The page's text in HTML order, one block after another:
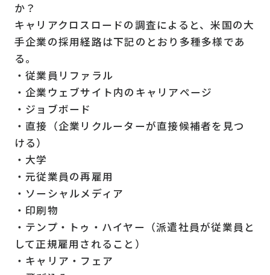
か？
キャリアクロスロードの調査によると、米国の大
手企業の採用経路は下記のとおり多種多様であ
る。
・従業員リファラル
・企業ウェブサイト内のキャリアページ
・ジョブボード
・直接（企業リクルーターが直接候補者を見つ
ける）
・大学
・元従業員の再雇用
・ソーシャルメディア
・印刷物
・テンプ・トゥ・ハイヤー（派遣社員が従業員と
して正規雇用されること）
・キャリア・フェア